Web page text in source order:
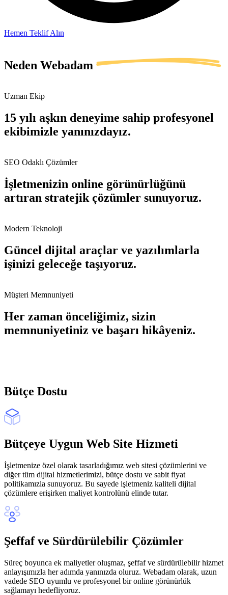
Hemen Teklif Alın
Neden Webadam
Uzman Ekip
15 yılı aşkın deneyime sahip profesyonel
ekibimizle yanınızdayız.
SEO Odaklı Çözümler
İşletmenizin online görünürlüğünü
artıran stratejik çözümler sunuyoruz.
Modern Teknoloji
Güncel dijital araçlar ve yazılımlarla
işinizi geleceğe taşıyoruz.
Müşteri Memnuniyeti
Her zaman önceliğimiz, sizin
memnuniyetiniz ve başarı hikâyeniz.
Bütçe Dostu
Bütçeye Uygun Web Site Hizmeti
İşletmenize özel olarak tasarladığımız web sitesi çözümlerini ve
diğer tüm dijital hizmetlerimizi, bütçe dostu ve sabit fiyat
politikamızla sunuyoruz. Bu sayede işletmeniz kaliteli dijital
çözümlere erişirken maliyet kontrolünü elinde tutar.
Şeffaf ve Sürdürülebilir Çözümler
Süreç boyunca ek maliyetler oluşmaz, şeffaf ve sürdürülebilir hizmet
anlayışımızla her adımda yanınızda oluruz. Webadam olarak, uzun
vadede SEO uyumlu ve profesyonel bir online görünürlük
sağlamayı hedefliyoruz.